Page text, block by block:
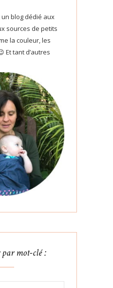
un blog dédié aux
sources de petits
la couleur, les
Et tant d’autres
par mot-clé :